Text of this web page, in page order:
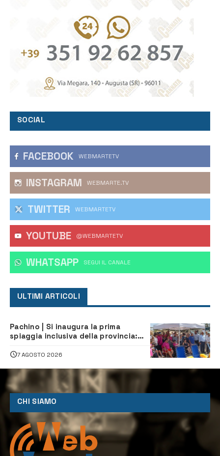
SOCIAL
FACEBOOK WEBMARTETV
INSTAGRAM WEBMARTE.TV
TWITTER WEBMARTETV
YOUTUBE @WEBMARTETV
WHATSAPP ‎SEGUI IL CANALE
ULTIMI ARTICOLI
Pachino | Si inaugura la prima
spiaggia inclusiva della provincia:
tutti
7 AGOSTO 2026
CHI SIAMO